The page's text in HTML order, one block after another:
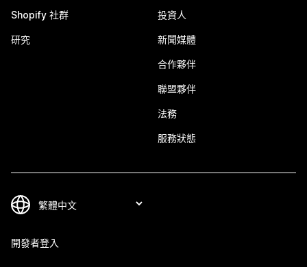
Shopify 社群
研究
投資人
新聞媒體
合作夥伴
聯盟夥伴
法務
服務狀態
開發者登入